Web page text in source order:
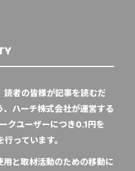
者の皆様が記事を読むだ
ハーチ株式会社が運営する
クユーザーにつき0.1円を
っています。
と取材活動のための移動に